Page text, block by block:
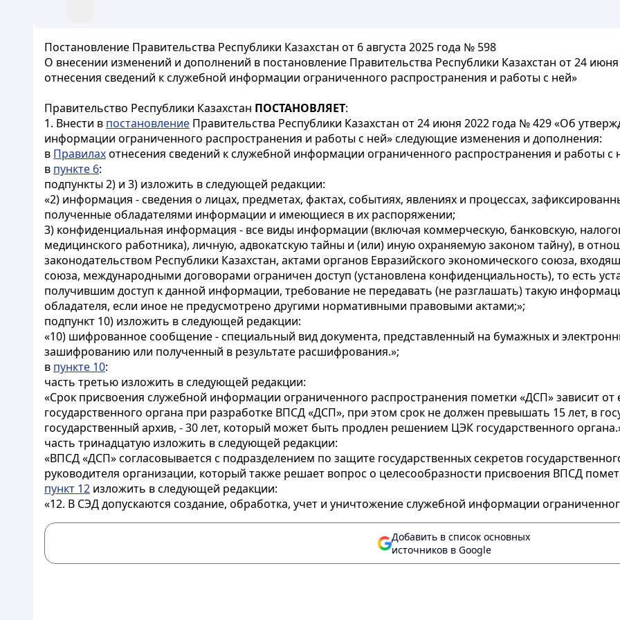
Постановление Правительства Республики Казахстан от 6 августа 2025 года № 598
О внесении изменений и дополнений в постановление Правительства Республики Казахстан от 24
отнесения сведений к служебной информации ограниченного распространения и работы с ней»
Правительство Республики Казахстан ПОСТАНОВЛЯЕТ:
1. Внести в постановление Правительства Республики Казахстан от 24 июня 2022 года № 429 «Об
информации ограниченного распространения и работы с ней» следующие изменения и дополнения:
в Правилахотнесения сведений к служебной информации ограниченного распространения и работы
в пункте 6:
подпункты 2) и 3) изложить в следующей редакции:
«2) информация - сведения о лицах, предметах, фактах, событиях, явлениях и процессах,
полученные обладателями информации и имеющиеся в их распоряжении;
3) конфиденциальная информация - все виды информации (включая коммерческую, банковскую,
медицинского работника), личную, адвокатскую тайны и (или) иную охраняемую законом тайну), в
законодательством Республики Казахстан, актами органов Евразийского экономического союза,
союза, международными договорами ограничен доступ (установлена конфиденциальность), то есть
получившим доступ к данной информации, требование не передавать (не разглашать) такую
обладателя, если иное не предусмотрено другими нормативными правовыми актами;»;
подпункт 10) изложить в следующей редакции:
«10) шифрованное сообщение - специальный вид документа, представленный на бумажных и
зашифрованию или полученный в результате расшифрования.»;
в пункте 10:
часть третью изложить в следующей редакции:
«Срок присвоения служебной информации ограниченного распространения пометки «ДСП» зависит
государственного органа при разработке ВПСД «ДСП», при этом срок не должен превышать 15 лет, в
государственный архив, - 30 лет, который может быть продлен решением ЦЭК государственного
часть тринадцатую изложить в следующей редакции:
«ВПСД «ДСП» согласовывается с подразделением по защите государственных секретов
руководителя организации, который также решает вопрос о целесообразности присвоения ВПСД
пункт 12 изложить в следующей редакции:
«12. В СЭД допускаются создание, обработка, учет и уничтожение служебной информации
Добавить в список основных
источников в Google